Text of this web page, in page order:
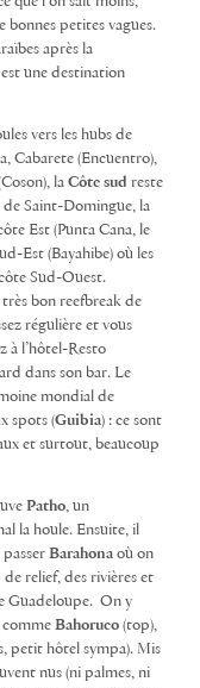
bonnes petites vagues.
après la
une destination
vers les hubs de
Cabarete (Encuentro),
la Côte sud reste
de Saint-Domingue, la
Est (Punta Cana, le
Est (Bayahibe) où les
Sud-Ouest.
bon reefbreak de
régulière et vous
à l’hôtel-Resto
dans son bar. Le
mondial de
spots (Guibia) : ce sont
et surtout, beaucoup
Patho, un
la houle. Ensuite, il
Barahona où on
relief, des rivières et
Guadeloupe. On y
comme Bahoruco (top),
petit hôtel sympa). Mis
nus (ni palmes, ni